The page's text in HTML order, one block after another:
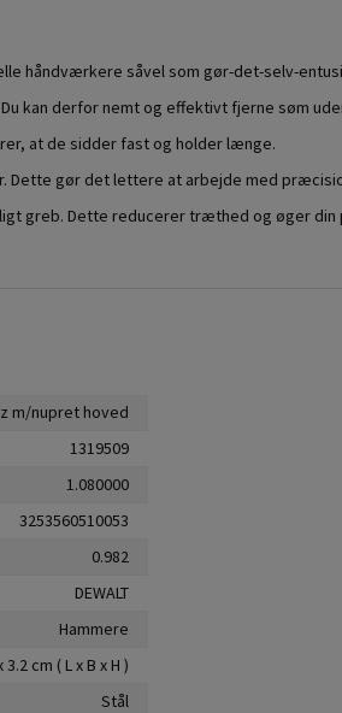
håndværkere såvel som gør-det-selv-
kan derfor nemt og effektivt fjerne søm
at de sidder fast og holder længe.
gør det lettere at arbejde med
greb. Dette reducerer træthed og øger din
m/nupret hoved
1319509
1.080000
3253560510053
0.982
DEWALT
Hammere
3.2 cm ( L x B x H )
Stål